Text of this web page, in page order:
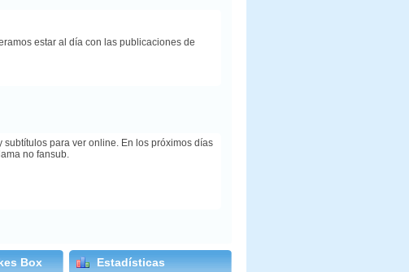
estar al día con las publicaciones de
para ver online. En los próximos días
no fansub.
Box Estadísticas